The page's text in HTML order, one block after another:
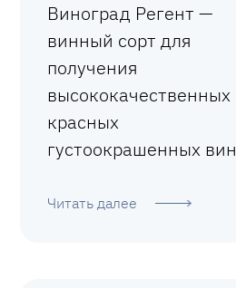
Виноград Регент —
винный сорт для
получения
высококачественных
красных
густоокрашенных вин
Читать далее